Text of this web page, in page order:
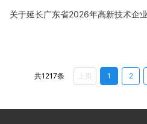
共1217条 上页 1 2